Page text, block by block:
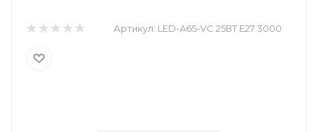
Артикул: LED-A65-VC 25ВТ Е27 3000